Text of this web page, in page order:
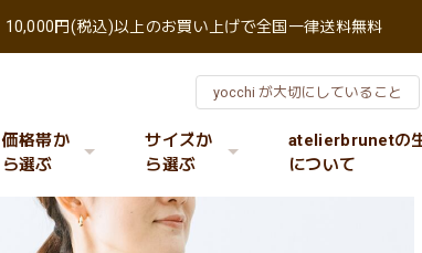
10,000円(税込)以上のお買い上げで全国一律送料無料
yocchi が大切にしていること
価格帯か
ら選ぶ
サイズか
ら選ぶ
atelierbrunetの
について